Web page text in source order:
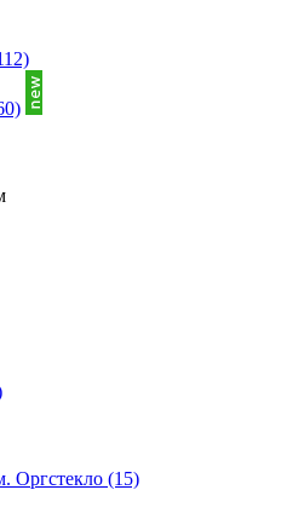
Оргстекло (15)